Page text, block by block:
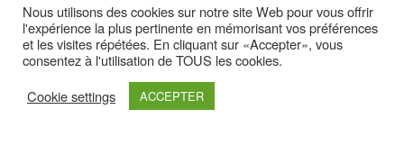
Nous utilisons des cookies sur notre site Web pour vous offrir
l'expérience la plus pertinente en mémorisant vos préférences
et les visites répétées. En cliquant sur «Accepter», vous
consentez à l'utilisation de TOUS les cookies.
Cookie settings
ACCEPTER